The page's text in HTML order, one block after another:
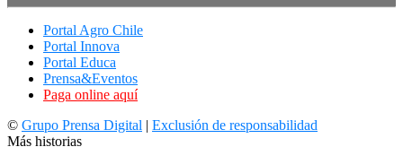
Portal Agro Chile
Portal Innova
Portal Educa
Prensa&Eventos
Paga online aquí
© Grupo Prensa Digital | Exclusión de responsabilidad
Más historias